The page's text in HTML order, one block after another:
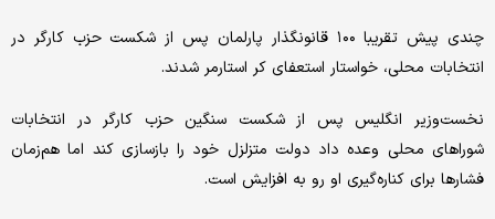
چندی پیش تقریبا ۱۰۰ قانونگذار پارلمان پس از شکست حزب کارگر در
انتخابات محلی، خواستار استعفای کر استارمر شدند.
نخست‌وزیر انگلیس پس از شکست سنگین حزب کارگر در انتخابات
شوراهای محلی وعده داد دولت متزلزل خود را بازسازی کند اما هم‌زمان
فشارها برای کناره‌گیری او رو به افزایش است.